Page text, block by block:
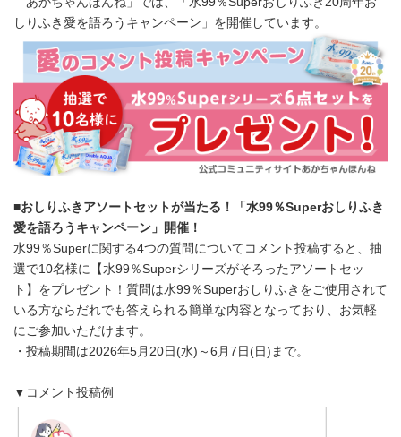
しりふき愛を語ろうキャンペーン」を開催しています。
■おしりふきアソートセットが当たる！「水99％Superおしりふき
愛を語ろうキャンペーン」開催！
水99％Superに関する4つの質問についてコメント投稿すると、抽
選で10名様に【水99％Superシリーズがそろったアソートセッ
ト】をプレゼント！質問は水99％Superおしりふきをご使用されて
いる方ならだれでも答えられる簡単な内容となっており、お気軽
にご参加いただけます。
・投稿期間は2026年5月20日(水)～6月7日(日)まで。
▼コメント投稿例